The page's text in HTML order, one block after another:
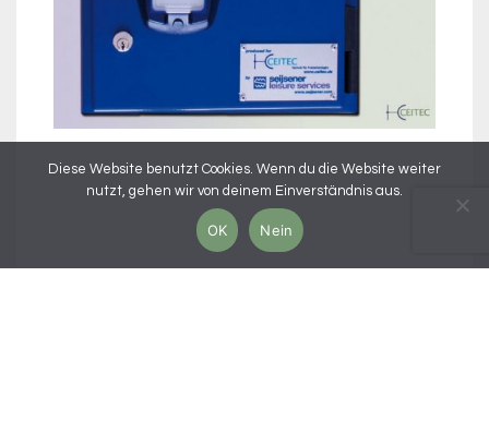
Diese Website benutzt Cookies. Wenn du die Website weiter
nutzt, gehen wir von deinem Einverständnis aus.
OK Nein